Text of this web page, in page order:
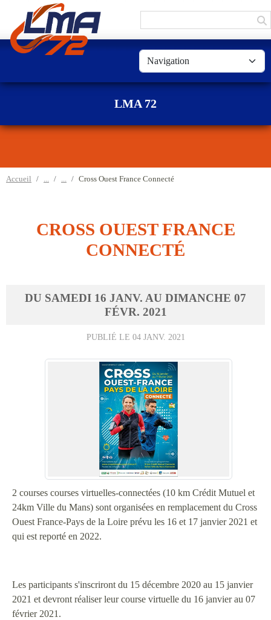
LMA 72
Accueil Cross Ouest France Connecté
CROSS OUEST FRANCE
CONNECTÉ
DU SAMEDI 16 JANV. AU DIMANCHE 07
FÉVR. 2021
PUBLIÉ LE 04 JANV. 2021
2 courses courses virtuelles-connectées (10 km Crédit Mutuel et
24km Ville du Mans) sont organisées en remplacement du Cross
Ouest France-Pays de la Loire prévu les 16 et 17 janvier 2021 et
qui est reporté en 2022.
Les participants s'inscriront du 15 décembre 2020 au 15 janvier
2021 et devront réaliser leur course virtuelle du 16 janvier au 07
février 2021.
Panneau de gestion des cookies